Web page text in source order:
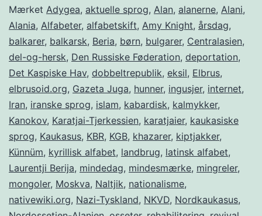
marts
Mærket Adygea, aktuelle sprog, Alan, alanerne, Alani,
Alania, Alfabeter, alfabetskift, Amy Knight, årsdag,
balkarer, balkarsk, Beria, børn, bulgarer, Centralasien,
del-og-hersk, Den Russiske Føderation, deportation,
Det Kaspiske Hav, dobbeltrepublik, eksil, Elbrus,
elbrusoid.org, Gazeta Juga, hunner, ingusjer, internet,
Iran, iranske sprog, islam, kabardisk, kalmykker,
Kanokov, Karatjai-Tjerkessien, karatjaier, kaukasiske
sprog, Kaukasus, KBR, KGB, khazarer, kiptjakker,
Künnüm, kyrillisk alfabet, landbrug, latinsk alfabet,
Laurentji Berija, mindedag, mindesmærke, mingreler,
mongoler, Moskva, Naltjik, nationalisme,
nativewiki.org, Nazi-Tyskland, NKVD, Nordkaukasus,